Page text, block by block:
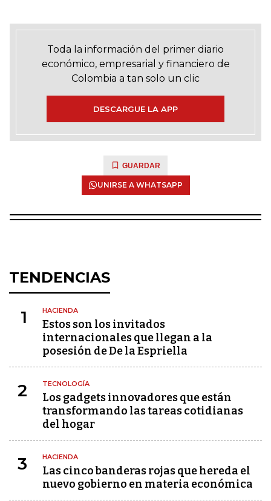
Toda la información del primer diario
económico, empresarial y financiero de
Colombia a tan solo un clic
DESCARGUE LA APP
GUARDAR
UNIRSE A WHATSAPP
TENDENCIAS
1 HACIENDA
Estos son los invitados
internacionales que llegan a la
posesión de De la Espriella
2 TECNOLOGÍA
Los gadgets innovadores que están
transformando las tareas cotidianas
del hogar
3 HACIENDA
Las cinco banderas rojas que hereda el
nuevo gobierno en materia económica